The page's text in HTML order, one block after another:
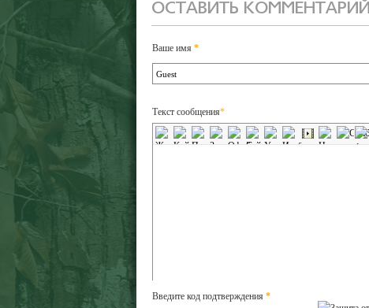
ОСТАВИТЬ КОММЕНТАРИЙ
Ваше имя *
Текст сообщения*
Введите код подтверждения *